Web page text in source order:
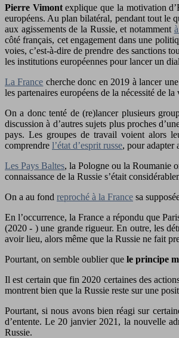
Pierre Vimontexplique que la motivation
européens. Au plan bilatéral, pendant tout le
aux agissements de la Russie, et notamment
côté français, cet engagement dans une
voies, c’est-à-dire de prendre des sanctions
les institutions européennes pour lancer un
La France cherche donc en 2019 à lancer
les partenaires européens de la nécessité de
On a donc tenté de (re)lancer plusieurs
discussion à d’autres sujets plus proches
pays. Les groupes de travail voient alors
comprendre l’état d’esprit russe, pour adapter
Les Pays Baltes, la Pologne ou la Roumanie
connaissance de la Russie s’était
On a au fond reproché à la France sa
En l’occurrence, la France a répondu que
(2020 - ) une grande rigueur. En outre, les
avoir lieu, alors même que la Russie ne fait
Pourtant, on semble oublier que le principe
Il est certain que fin 2020 certaines des
montrent bien que la Russie reste sur une
Pourtant, si nous avons bien réagi sur
d’entente. Le 20 janvier 2021, la nouvelle
Russie.